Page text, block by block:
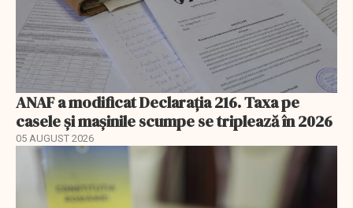
ANAF a modificat Declarația 216. Taxa pe
casele și mașinile scumpe se triplează în 2026
05 AUGUST 2026